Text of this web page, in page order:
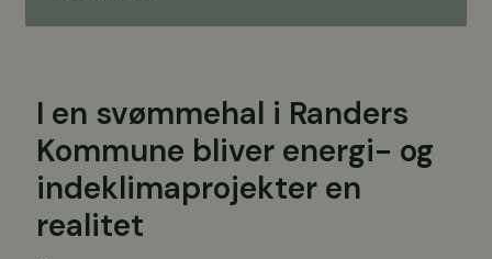
I en svømmehal i Randers
Kommune bliver energi- og
indeklimaprojekter en
realitet